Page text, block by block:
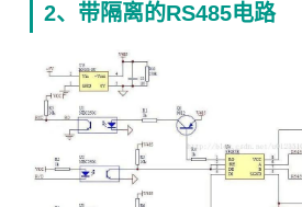
2、带隔离的RS485电路